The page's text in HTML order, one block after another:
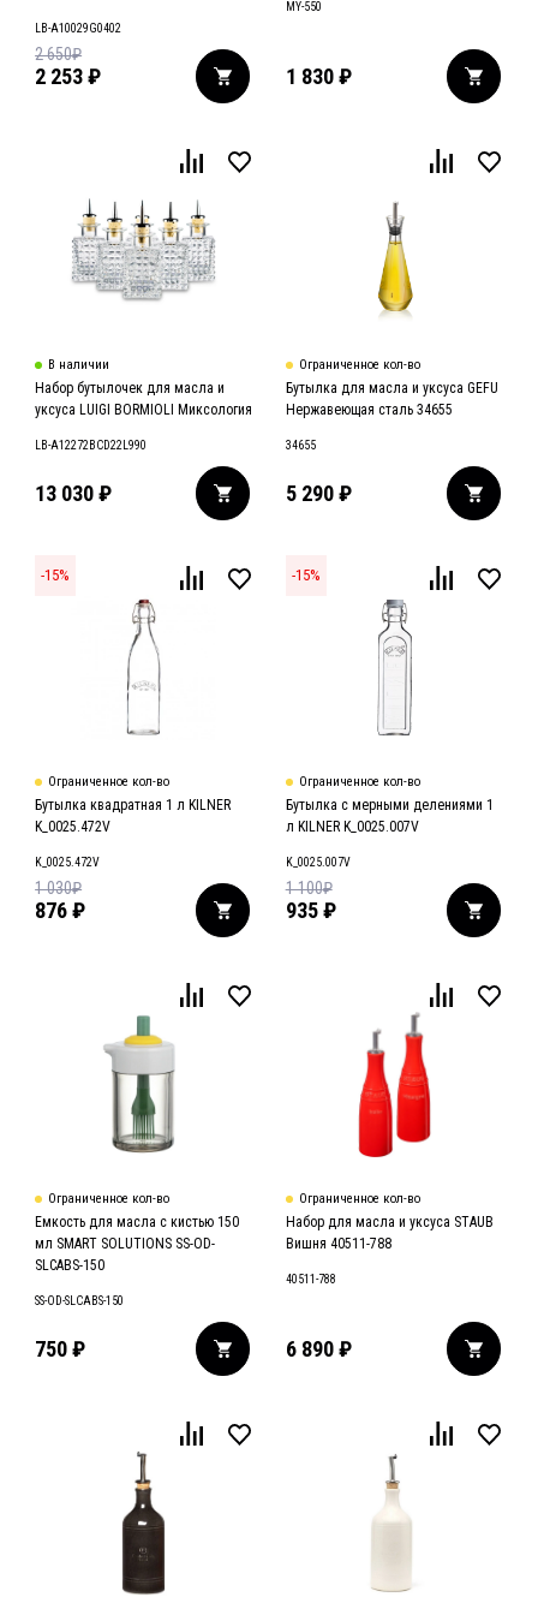
LB-A10029G0402
2 253₽
2 650₽
MY-550
1 830 ₽
В наличии
Набор бутылочек для масла и
уксуса LUIGI BORMIOLI Миксология
LB-A12272BCD22L990
13 030₽
Ограниченное кол-во
Бутылка для масла и уксуса GEFU
Нержавеющая сталь 34655
34655
5 290 ₽
-15%
Ограниченное кол-во
Бутылка квадратная 1 л KILNER
K_0025.472V
K_0025.472V
876₽
1 030₽
-15%
Ограниченное кол-во
Бутылка с мерными делениями 1
л KILNER K_0025.007V
K_0025.007V
935 ₽
1 100₽
Ограниченное кол-во
Емкость для масла с кистью 150
мл SMART SOLUTIONS SS-OD-
SLCABS-150
SS-OD-SLCABS-150
750₽
Ограниченное кол-во
Набор для масла и уксуса STAUB
Вишня 40511-788
40511-788
6 890 ₽